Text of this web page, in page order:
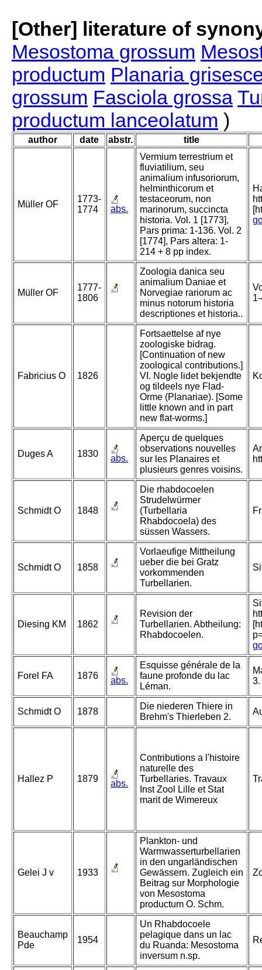
[Other] literature of
Mesostoma grossum
productum Planaria
grossum Fasciola grossa
productum lanceolatum )
author date abstr. title
Müller OF
1773-
1774
abs.
Vermium terrestrium et
fluviatilium, seu
animalium infusoriorum,
helminthicorum et
testaceorum, non
marinorum, succincta
historia. Vol. 1 [1773],
Pars prima: 1-136. Vol. 2
[1774], Pars altera: 1-
214 + 8 pp index.
Müller OF
1777-
1806
Zoologia danica seu
animalium Daniae et
Norvegiae rariorum ac
minus notorum historia
descriptiones et historia..
Fabricius O 1826
Fortsaettelse af nye
zoologiske bidrag.
[Continuation of new
zoological contributions.]
VI. Nogle lidet bekjendte
og tildeels nye Flad-
Orme (Planariae). [Some
little known and in part
new flat-worms.]
Duges A 1830 abs.
Aperçu de quelques
observations nouvelles
sur les Planaires et
plusieurs genres voisins.
Schmidt O 1848
Die rhabdocoelen
Strudelwürmer
(Turbellaria
Rhabdocoela) des
süssen Wassers.
Schmidt O 1858
Vorlaeufige Mittheilung
ueber die bei Gratz
vorkommenden
Turbellarien.
Diesing KM 1862
Revision der
Turbellarien. Abtheilung:
Rhabdocoelen.
Forel FA 1876 abs.
Esquisse générale de la
faune profonde du lac
Léman.
3.
Schmidt O 1878
Die niederen Thiere in
Brehm's Thierleben 2.
Hallez P 1879 abs.
Contributions a l'histoire
naturelle des
Turbellaries. Travaux
Inst Zool Lille et Stat
marit de Wimereux
Gelei J v 1933
Plankton- und
Warmwasserturbellarien
in den ungarländischen
Gewässern. Zugleich ein
Beitrag sur Morphologie
von Mesostoma
productum O. Schm.
Beauchamp
Pde
1954
Un Rhabdocoele
pelagique dans un lac
du Ruanda: Mesostoma
inversum n.sp.